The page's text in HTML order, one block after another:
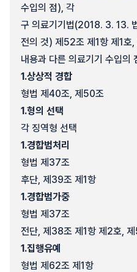
수입의 점), 각
구 의료기기법(2018. 3. 13.
전의 것) 제52조 제1항 제1호
내용과 다른 의료기기 수입의
1.상상적 경합
형법 제40조, 제50조
1.형의 선택
각 징역형 선택
1.경합범처리
형법 제37조
후단, 제39조 제1항
1.경합범가중
형법 제37조
전단, 제38조 제1항 제2호,
1.집행유예
형법 제62조 제1항